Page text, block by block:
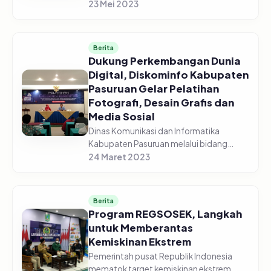
menghadiri Rapat Koordinasi
secara vir...
23 Mei 2023
Berita
Dukung Perkembangan Dunia
Digital, Diskominfo Kabupaten
Pasuruan Gelar Pelatihan
Fotografi, Desain Grafis dan
Media Sosial
Dinas Komunikasi dan Informatika
Kabupaten Pasuruan melalui bidang
Informasi dan Komunikasi Publik (IKP)
24 Maret 2023
Berita
Program REGSOSEK, Langkah
untuk Memberantas
Kemiskinan Ekstrem
Pemerintah pusat Republik Indonesia
mematok target kemiskinan ekstrem